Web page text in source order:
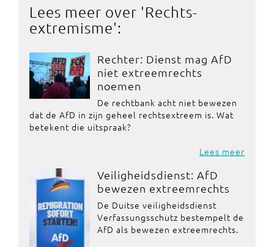
Lees meer over 'Rechts-
extremisme':
Rechter: Dienst mag AfD
niet extreemrechts
noemen
De rechtbank acht niet bewezen
dat de AfD in zijn geheel rechtsextreem is. Wat
betekent die uitspraak?
Lees meer
Veiligheidsdienst: AfD
bewezen extreemrechts
De Duitse veiligheidsdienst
Verfassungsschutz bestempelt de
AfD als bewezen extreemrechts.